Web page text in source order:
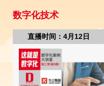
数字化技术
直播时间：4月12日